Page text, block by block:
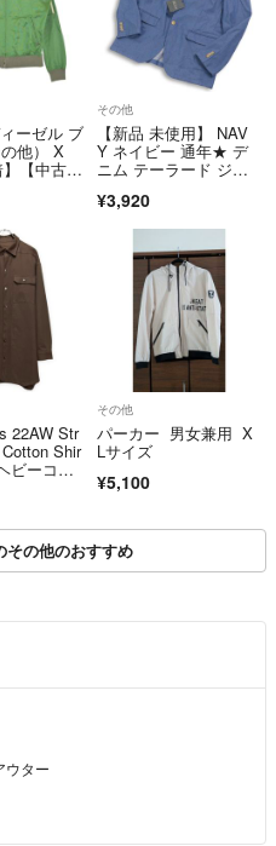
ートナーによって運営されていま
ください。
応しておりません。
ーゼル ブ
他） X
【中古】
その他
【新品 未使用】 NAV
Y ネイビー 通年★ デ
ニム テーラード ジャ
いサイズ Sz.XL メンズ
¥3,920
22AW Str
Shir
ビーコッ
ルゾ
CF
その他
パーカー 男女兼用 X
Lサイズ
¥5,100
その他のおすすめ
ウター